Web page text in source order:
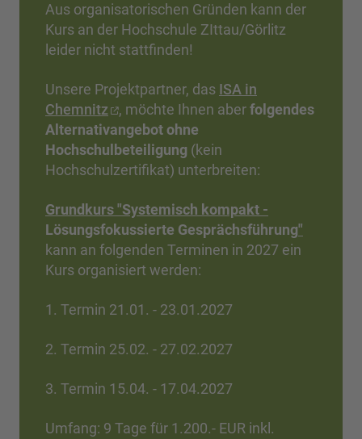
Aus organisatorischen Gründen kann der
Kurs an der Hochschule ZIttau/Görlitz
leider nicht stattfinden!
Unsere Projektpartner, das ISA in
Chemnitz
, möchte Ihnen aberfolgendes
Alternativangebot ohne
Hochschulbeteiligung (kein
Hochschulzertifikat) unterbreiten:
Grundkurs "Systemisch kompakt -
Lösungsfokussierte Gesprächsführung"
kann an folgenden Terminen in 2027 ein
Kurs organisiert werden:
1. Termin 21.01. - 23.01.2027
2. Termin 25.02. - 27.02.2027
3. Termin 15.04. - 17.04.2027
Umfang: 9 Tage für 1.200.- EUR inkl.